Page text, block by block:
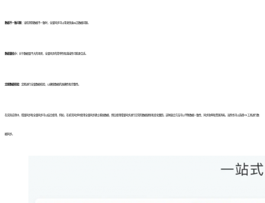
数据不一致问题： 当检测到数据不一致时，全量同步可以用来快速纠正数据问题。
数据量较小： 对于数据量不大的场景，全量同步的简单性和直接性可能更合适。
定期数据校验： 定期进行全量数据校验，以确保数据的准确性和完整性。
在实际应用中，增量同步和全量同步可以结合使用，例如，在初次同步时使用全量同步建立基准数据，然后使用增量同步进行日常的数据更新和变化跟踪。这种混合方法可以平衡数据一致性、同步效率和资源消耗。当然也可以选择ETL工具进行数
据同步。